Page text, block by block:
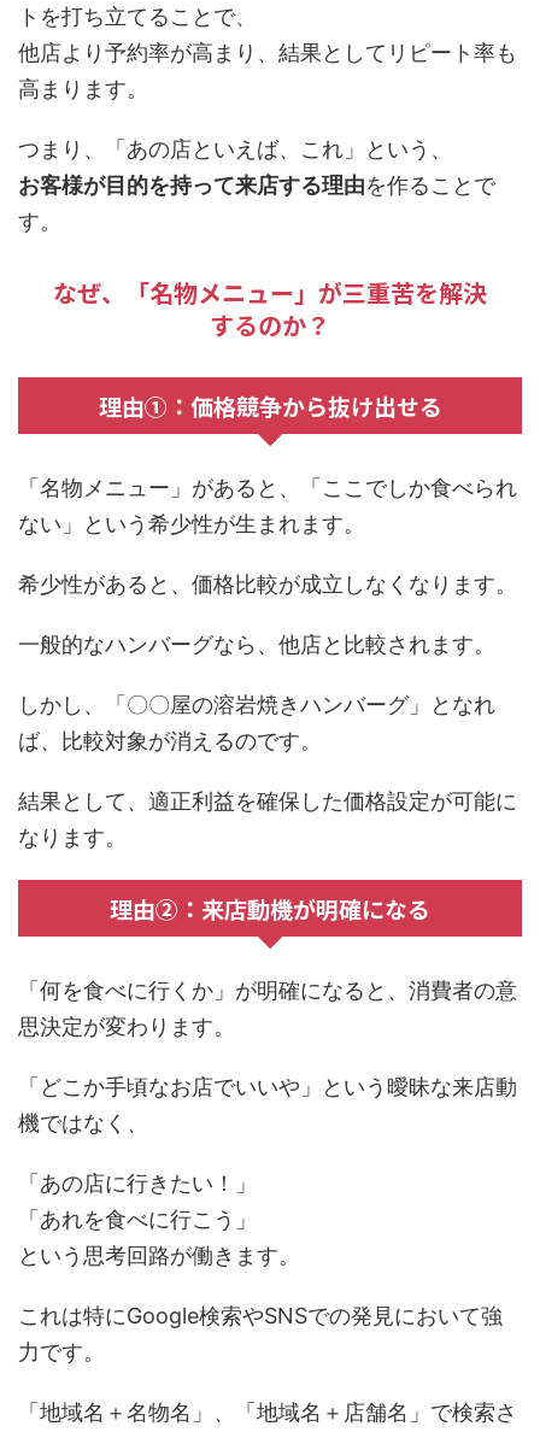
トを打ち立てることで、
他店より予約率が高まり、結果としてリピート率も
高まります。
つまり、「あの店といえば、これ」という、
お客様が目的を持って来店する理由を作ることで
す。
なぜ、「名物メニュー」が三重苦を解決
するのか？
理由①：価格競争から抜け出せる
「名物メニュー」があると、「ここでしか食べられ
ない」という希少性が生まれます。
希少性があると、価格比較が成立しなくなります。
一般的なハンバーグなら、他店と比較されます。
しかし、「〇〇屋の溶岩焼きハンバーグ」となれ
ば、比較対象が消えるのです。
結果として、適正利益を確保した価格設定が可能に
なります。
理由②：来店動機が明確になる
「何を食べに行くか」が明確になると、消費者の意
思決定が変わります。
「どこか手頃なお店でいいや」という曖昧な来店動
機ではなく、
「あの店に行きたい！」
「あれを食べに行こう」
という思考回路が働きます。
これは特にGoogle検索やSNSでの発見において強
力です。
「地域名＋名物名」、「地域名＋店舗名」で検索さ